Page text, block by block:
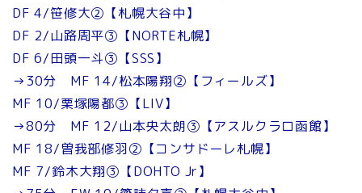
DF 4/笹修大②【札幌大谷中】
DF 2/山路周平③【NORTE札幌】
DF 6/田頭一斗③【SSS】
→30分 MF 14/松本陽翔②【フィールズ】
MF 10/栗塚陽都③【LIV】
→80分 MF 12/山本央太朗③【アスルクラロ函館】
MF 18/曽我部修羽②【コンサドーレ札幌】
MF 7/鈴木大翔③【DOHTO Jr】